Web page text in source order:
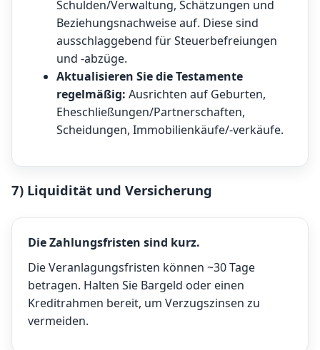
Schulden/Verwaltung, Schätzungen und
Beziehungsnachweise auf. Diese sind
ausschlaggebend für Steuerbefreiungen
und -abzüge.
Aktualisieren Sie die Testamente
regelmäßig: Ausrichten auf Geburten,
Eheschließungen/Partnerschaften,
Scheidungen, Immobilienkäufe/-verkäufe.
7) Liquidität und Versicherung
Die Zahlungsfristen sind kurz.
Die Veranlagungsfristen können ~30 Tage
betragen. Halten Sie Bargeld oder einen
Kreditrahmen bereit, um Verzugszinsen zu
vermeiden.